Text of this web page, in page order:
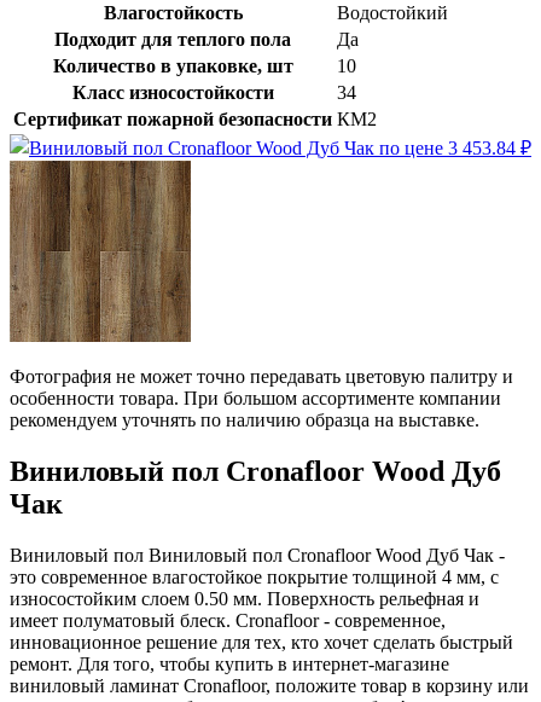
Влагостойкость
Водостойкий
Подходит для теплого пола
Да
Количество в упаковке, шт
10
Класс износостойкости
34
Сертификат пожарной безопасности КМ2
Фотография не может точно передавать цветовую палитру и
особенности товара. При большом ассортименте компании
рекомендуем уточнять по наличию образца на выставке.
Виниловый пол Cronafloor Wood Дуб
Чак
Виниловый пол Виниловый пол Cronafloor Wood Дуб Чак -
это современное влагостойкое покрытие толщиной 4 мм, с
износостойким слоем 0.50 мм. Поверхность рельефная и
имеет полуматовый блеск. Cronafloor - современное,
инновационное решение для тех, кто хочет сделать быстрый
ремонт. Для того, чтобы купить в интернет-магазине
виниловый ламинат Cronafloor, положите товар в корзину или